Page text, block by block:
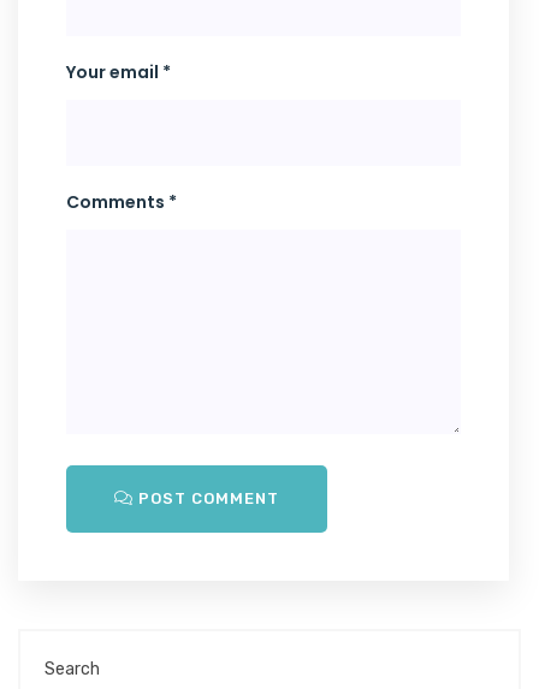
Your email *
Comments *
POST COMMENT
Search